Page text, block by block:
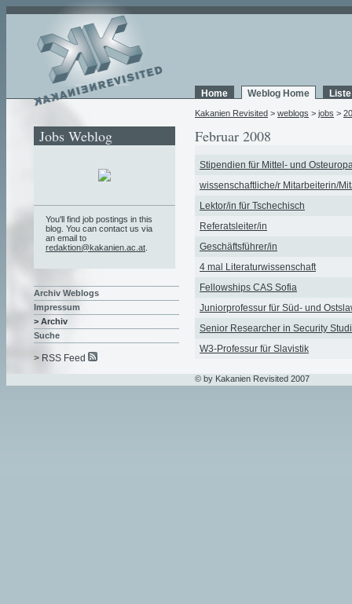
Home Weblog Home
Kakanien Revisited > weblogs > jobs >
Februar 2008
Stipendien für Mittel- und
wissenschaftliche/r Mitarbeiterin/
Lektor/in für Tschechisch
Referatsleiter/in
Geschäftsführer/in
4 mal Literaturwissenschaft
Fellowships CAS Sofia
Juniorprofessur für Süd- und
Senior Researcher in Security
W3-Professur für Slavistik
Jobs Weblog
You'll find job postings in this
blog. You can contact us via
an email to
redaktion@kakanien.ac.at
Archiv Weblogs
Impressum
> Archiv
Suche
> RSS Feed
© by Kakanien Revisited 2007